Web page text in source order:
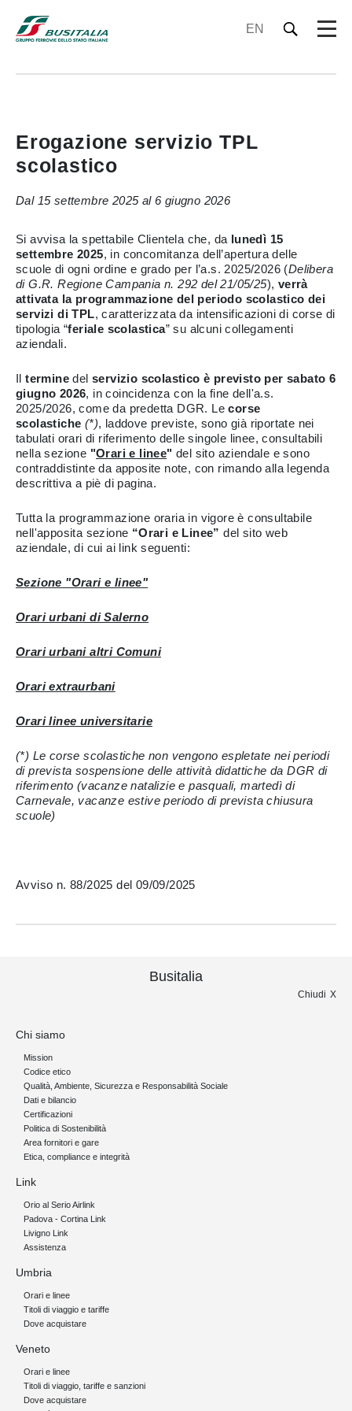
EN
Erogazione servizio TPL
scolastico
Dal 15 settembre 2025 al 6 giugno 2026
Si avvisa la spettabile Clientela che, da lunedì 15
settembre 2025, in concomitanza dell’apertura delle
scuole di ogni ordine e grado per l’a.s. 2025/2026 (Delibera
di G.R. Regione Campania n. 292 del 21/05/25), verrà
attivata la programmazione del periodo scolastico dei
servizi di TPL, caratterizzata da intensificazioni di corse di
tipologia “feriale scolastica” su alcuni collegamenti
aziendali.
Iltermine delservizio scolastico è previsto per sabato 6
giugno 2026, in coincidenza con la fine dell'a.s.
2025/2026, come da predetta DGR. Lecorse
scolastiche (*), laddove previste, sono già riportate nei
tabulati orari di riferimento delle singole linee, consultabili
nella sezione "Orari e linee" del sito aziendale e sono
contraddistinte da apposite note, con rimando alla legenda
descrittiva a piè di pagina.
Tutta la programmazione oraria in vigore è consultabile
nell'apposita sezione “Orari e Linee” del sito web
aziendale, di cui ai link seguenti:
Sezione "Orari e linee"
Orari urbani di Salerno
Orari urbani altri Comuni
Orari extraurbani
Orari linee universitarie
(*) Le corse scolastiche non vengono espletate nei periodi
di prevista sospensione delle attività didattiche da DGR di
riferimento (vacanze natalizie e pasquali, martedì di
Carnevale, vacanze estive periodo di prevista chiusura
scuole)
Avviso n. 88/2025 del 09/09/2025
Busitalia
Chiudi
Chi siamo
Mission
Codice etico
Qualità, Ambiente, Sicurezza e Responsabilità Sociale
Dati e bilancio
Certificazioni
Politica di Sostenibilità
Area fornitori e gare
Etica, compliance e integrità
Link
Orio al Serio Airlink
Padova - Cortina Link
Livigno Link
Assistenza
Umbria
Orari e linee
Titoli di viaggio e tariffe
Dove acquistare
Veneto
Orari e linee
Titoli di viaggio, tariffe e sanzioni
Dove acquistare